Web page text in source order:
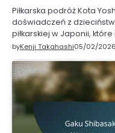
Piłkarska podróż Kota
doświadczeń z
piłkarskiej w Japonii, które
byKenji Takahashi05/02/2026